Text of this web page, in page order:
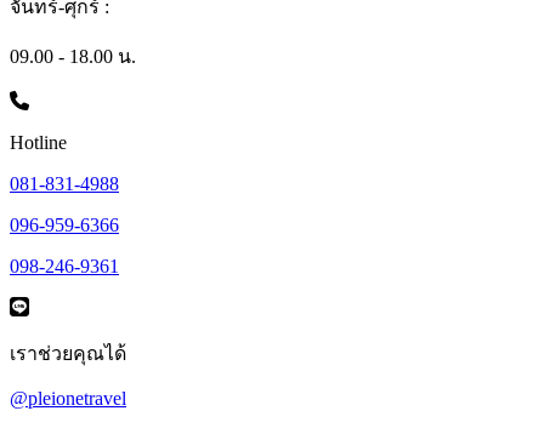
จันทร์-ศุกร์ :
09.00 - 18.00 น.
Hotline
081-831-4988
096-959-6366
098-246-9361
เราช่วยคุณได้
@pleionetravel